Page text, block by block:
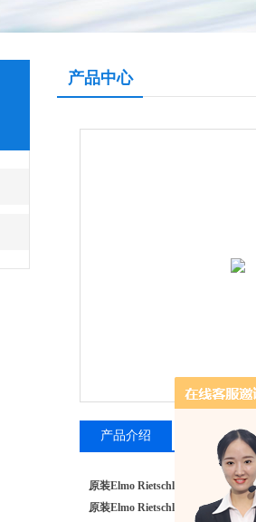
产品中心
产品介绍 相关产品
原装Elmo Rietschle真空泵
原装Elmo Rietschle真空泵